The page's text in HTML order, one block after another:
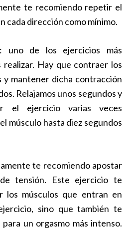
te recomiendo repetir el
cada dirección como mínimo.
: uno de los ejercicios más
realizar. Hay que contraer los
y mantener dicha contracción
Relajamos unos segundos y
el ejercicio varias veces
músculo hasta diez segundos
te recomiendo apostar
tensión. Este ejercicio te
los músculos que entran en
sino que también te
un orgasmo más intenso.